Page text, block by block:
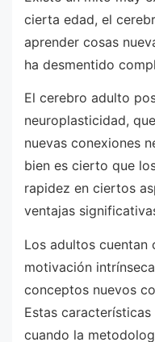
cierta edad, el
aprender cosas
ha desmentido
El cerebro adulto
neuroplasticidad,
nuevas conexiones
bien es cierto que
rapidez en ciertos
ventajas
Los adultos cuentan
motivación
conceptos nuevos
Estas
cuando la